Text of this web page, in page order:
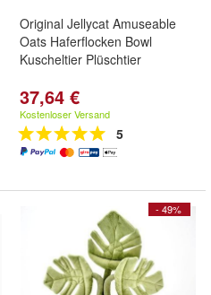
Original Jellycat Amuseable
Oats Haferflocken Bowl
Kuscheltier Plüschtier
37,64 €
Kostenloser Versand
5
- 49%